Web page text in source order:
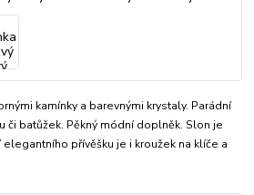
kamínky a barevnými krystaly. Parádní
či batůžek. Pěkný módní doplněk. Slon je
elegantního přívěšku je i kroužek na klíče a